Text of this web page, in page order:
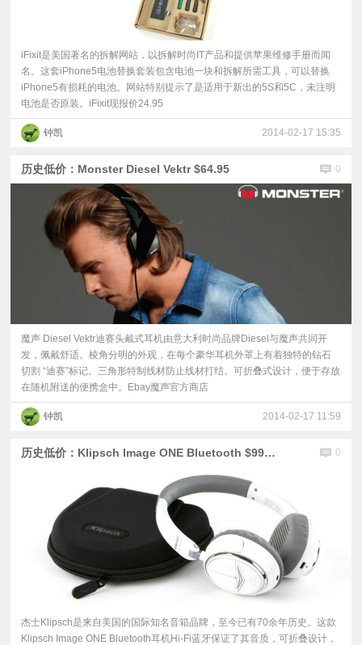
iFixit是美国著名的拆解网站，以拆解时尚IT产品和提供苹果维修手册而闻
名。这套iPhone5电池替换套装包含电池一块和拆解所需工具，可以替换
iPhone5有损耗的电池。网站特别提示了是适用于新出的5S和5C，未注明
电池是否原装。iFixit现报价24.95
钟凯 2014-02-17 15:35
历史低价：Monster Diesel Vektr $64.95 0
魔声 Diesel Vektr迪赛头戴式耳机由意大利时尚品牌Diesel与魔声共同开
发，佩戴舒适。棱角分明的外观，在每个豪华耳机外罩上有着独特的钻石
切割 “迪赛”标记。三角形特制线材防止线材打结。可折叠式设计，便于存放
在随机附送的便携盒中。Ebay魔声官方商店
钟凯 2014-02-17 11:59
历史低价：Klipsch Image ONE Bluetooth $99.99 0
杰士Klipsch是来自美国的国际知名音箱品牌，至今已有70余年历史。这款
Klipsch Image ONE Bluetooth耳机Hi-Fi蓝牙保证了其音质，可折叠设计，